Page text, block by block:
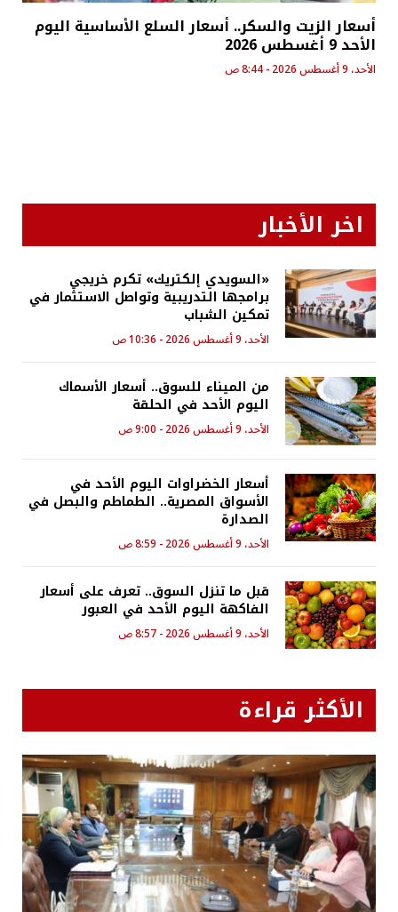
أسعار الزيت والسكر.. أسعار السلع الأساسية اليوم
الأحد 9 أغسطس 2026
الأحد، 9 أغسطس 2026 - 8:44 ص
اخر الأخبار
«السويدي إلكتريك» تكرم خريجي
برامجها التدريبية وتواصل الاستثمار في
تمكين الشباب
الأحد، 9 أغسطس 2026 - 10:36 ص
من الميناء للسوق.. أسعار الأسماك
اليوم الأحد في الحلقة
الأحد، 9 أغسطس 2026 - 9:00 ص
أسعار الخضراوات اليوم الأحد في
الأسواق المصرية.. الطماطم والبصل في
الصدارة
الأحد، 9 أغسطس 2026 - 8:59 ص
قبل ما تنزل السوق.. تعرف على أسعار
الفاكهة اليوم الأحد في العبور
الأحد، 9 أغسطس 2026 - 8:57 ص
الأكثر قراءة